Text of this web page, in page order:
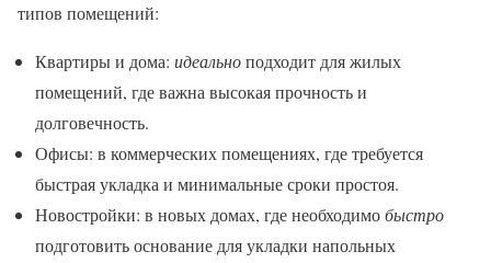
типов помещений:
Квартиры и дома: идеальноподходит для жилых
помещений, где важна высокая прочность и
долговечность.
Офисы: в коммерческих помещениях, где требуется
быстрая укладка и минимальные сроки простоя.
Новостройки: в новых домах, где необходимобыстро
подготовить основание для укладки напольных